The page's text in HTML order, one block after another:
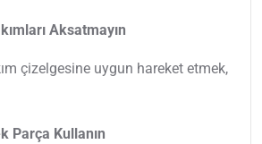
Aksatmayın
çizelgesine uygun hareket etmek,
Parça Kullanın